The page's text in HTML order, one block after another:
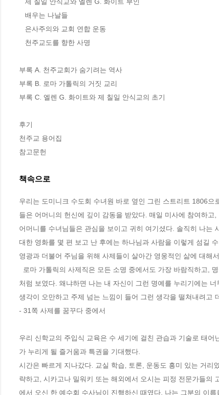
부록 A. 천주교회가 숨기려는 역사
부록 B. 로마 가톨릭의 거짓 교리
부록 C. 엘렌 G. 화이트와 제 칠일 안식교의 초기
후기
천주교 용어집
참고문헌
책속으로
우리는 도미니크 수도회 수녀원 바로 옆인 그린 스트리트 1806
들은 어머니의 헌신에 깊이 감동을 받았다. 매일 미사에 참여하
어머니를 수녀님들은 관심을 보이고 귀히 여기셨다. 솔직히 나는
대한 영화를 몇 편 보고 난 후에는 하나님과 사람을 이렇게 섬길
영광과 더불어 주님을 위해 사제들이 살아간 영웅적인 삶에 대해
처럼 보였다. 왜냐하면 나는 내 자신이 그런 명예를 누리기에는
생각이 오만하고 주제 넘는 느낌이 들어 그런 생각을 떨쳐내려고
- 31쪽 사제를 꿈꾸다 중에서
우리 신학교의 주입식 교육은 수 세기에 걸친 관습과 기술로 태
가 누리게 될 즐거움과 특권을 기대했다.
시간은 빠르게 지나갔다. 교실 학습, 토론, 운동도 흥미 있는 거
략하고, 시카고나 밀워키 또는 해외에서 오시는 피정 전문가들의
에서 오신 한 예수회 수사님이 진행하신 때였다. 나는 그분의 이